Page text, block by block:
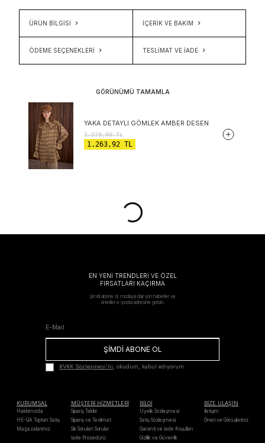
ÜRÜN BİLGİSİ İÇERIK VE BAKIM
ÖDEME SEÇENEKLERI TESLIMAT VE İADE
GÖRÜNÜMÜ TAMAMLA
YAKA DETAYLI GÖMLEK AMBER DESEN
1.579,90TL
1.263,92 TL
EN YENİ TRENDLERİ VE ÖZEL
FIRSATLARI KAÇIRMA
Şimdi abone ol, modaya dair son haberler ve
öneriler e-posta adresine gelsin.
ŞİMDİ ABONE OL
KVKK Sözleşmesi'ni, okudum, kabul ediyorum.
KURUMSAL
Hakkımızda
HE-QA Toptan Satış
Mağazalarımız
MÜŞTERİ HİZMETLERİ
Sipariş Takibi
Sipariş ve Teslimat
Sık Sorulan Sorular
İade Prosedürü
BİLGİ
Üyelik Sözleşmesi
Satış Sözleşmesi
Garanti ve İade Koşulları
Gizlilik ve Güvenlik
BİZE ULAŞIN
İletişim
Öneri ve Görüşleriniz